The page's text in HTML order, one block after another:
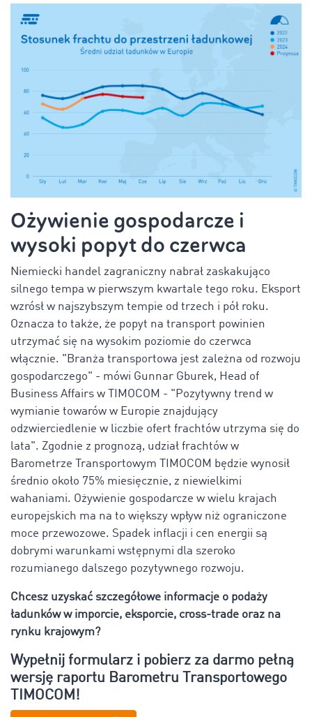
Ożywienie gospodarcze i
wysoki popyt do czerwca
Niemiecki handel zagraniczny nabrał zaskakująco
silnego tempa w pierwszym kwartale tego roku. Eksport
wzrósł w najszybszym tempie od trzech i pół roku.
Oznacza to także, że popyt na transport powinien
utrzymać się na wysokim poziomie do czerwca
włącznie. "Branża transportowa jest zależna od rozwoju
gospodarczego" - mówi Gunnar Gburek, Head of
Business Affairs w TIMOCOM - "Pozytywny trend w
wymianie towarów w Europie znajdujący
odzwierciedlenie w liczbie ofert frachtów utrzyma się do
lata". Zgodnie z prognozą, udział frachtów w
Barometrze Transportowym TIMOCOM będzie wynosił
średnio około 75% miesięcznie, z niewielkimi
wahaniami. Ożywienie gospodarcze w wielu krajach
europejskich ma na to większy wpływ niż ograniczone
moce przewozowe. Spadek inflacji i cen energii są
dobrymi warunkami wstępnymi dla szeroko
rozumianego dalszego pozytywnego rozwoju.
Chcesz uzyskać szczegółowe informacje o podaży
ładunków w imporcie, eksporcie, cross-trade oraz na
rynku krajowym?
Wypełnij formularz i pobierz za darmo pełną
wersję raportu Barometru Transportowego
TIMOCOM!